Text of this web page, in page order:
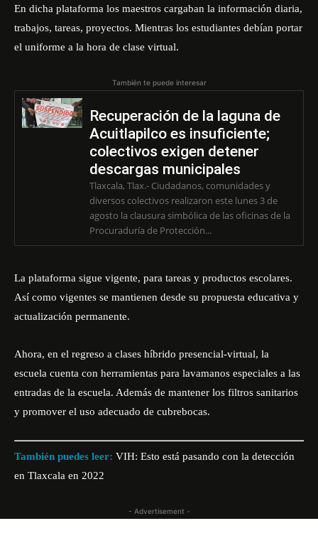
En dicha plataforma los maestros cargaban la información diaria,
trabajos, tareas, proyectos. Mientras los estudiantes debían portar
el uniforme a la hora de clase virtual.
También te puede interesar
Recuperación de la laguna de
Acuitlapilco es insuficiente;
colectivos exigen detener
descargas municipales
Tlaxcala, Tlax.- Ciudadanos, comunidades y
diversos colectivos realizaron este lunes 3 de
agosto la clausura simbólica de las oficinas de la
Procuraduría de Protección...
La plataforma sigue vigente, para tareas y productos escolares.
Así como vigentes se mantienen desde su propuesta educativa y
actualización permanente.
Ahora, en el regreso a clases híbrido presencial-virtual, la
escuela cuenta con herramientas para lavamanos especiales a las
entradas de la escuela. Además de mantener los filtros sanitarios
y promover el uso adecuado de cubrebocas.
También puedes leer: VIH: Esto está pasando con la detección
en Tlaxcala en 2022
- Advertisement -